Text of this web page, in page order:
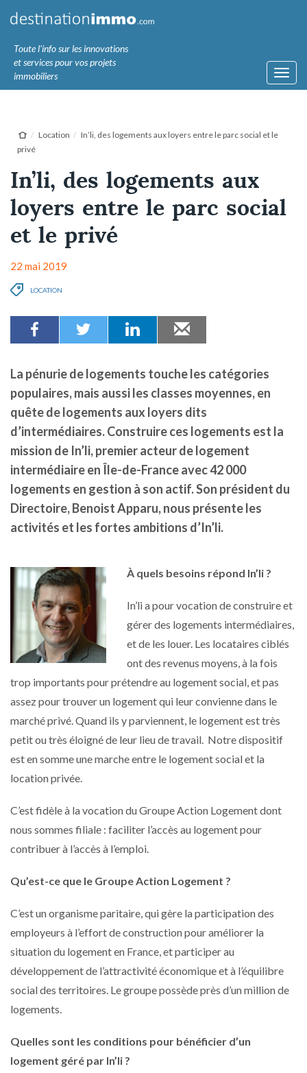
Toute l'info sur les innovations
et services pour vos projets
immobiliers
Location
In’li, des logements aux loyers entre le parc social et le
privé
In’li, des logements aux
loyers entre le parc social
et le privé
22 mai 2019
LOCATION
La pénurie de logements touche les catégories
populaires, mais aussi les classes moyennes, en
quête de logements aux loyers dits
d’intermédiaires. Construire ces logements est la
mission de In’li, premier acteur de logement
intermédiaire en Île-de-France avec 42 000
logements en gestion à son actif. Son président du
Directoire, Benoist Apparu, nous présente les
activités et les fortes ambitions d’In’li.
À quels besoins répond In’li ?
In’li a pour vocation de construire et
gérer des logements intermédiaires,
et de les louer. Les locataires ciblés
ont des revenus moyens, à la fois
trop importants pour prétendre au logement social, et pas
assez pour trouver un logement qui leur convienne dans le
marché privé. Quand ils y parviennent, le logement est très
petit ou très éloigné de leur lieu de travail. Notre dispositif
est en somme une marche entre le logement social et la
location privée.
C’est fidèle à la vocation du Groupe Action Logement dont
nous sommes filiale : faciliter l’accès au logement pour
contribuer à l’accès à l’emploi.
Qu’est-ce que le Groupe Action Logement ?
C’est un organisme paritaire, qui gère la participation des
employeurs à l’effort de construction pour améliorer la
situation du logement en France, et participer au
développement de l’attractivité économique et à l’équilibre
social des territoires. Le groupe possède près d’un million de
logements.
Quelles sont les conditions pour bénéficier d’un
logement géré par In’li ?